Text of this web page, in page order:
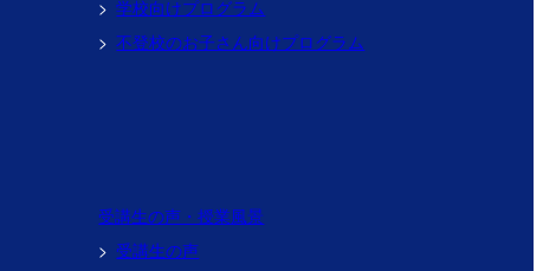
学校向けプログラム
不登校のお子さん向けプログラム
受講生の声・授業風景
受講生の声